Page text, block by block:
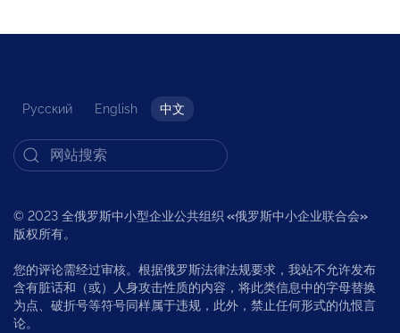
Русский English 中文
© 2023 全俄罗斯中小型企业公共组织 «俄罗斯中小企业联合会»
版权所有。
您的评论需经过审核。根据俄罗斯法律法规要求，我站不允许发布
含有脏话和（或）人身攻击性质的内容，将此类信息中的字母替换
为点、破折号等符号同样属于违规，此外，禁止任何形式的仇恨言
论。